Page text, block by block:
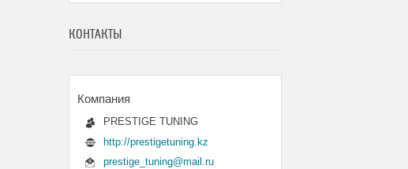
КОНТАКТЫ
PRESTIGE TUNING
http://prestigetuning.kz
prestige_tuning@mail.ru